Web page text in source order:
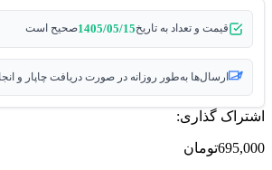
قیمت و تعداد به تاریخ1405/05/15صحیح است
ارسال‌ها به‌طور روزانه در صورت دریافت چاپار و
اشتراک گذاری:
695,000تومان